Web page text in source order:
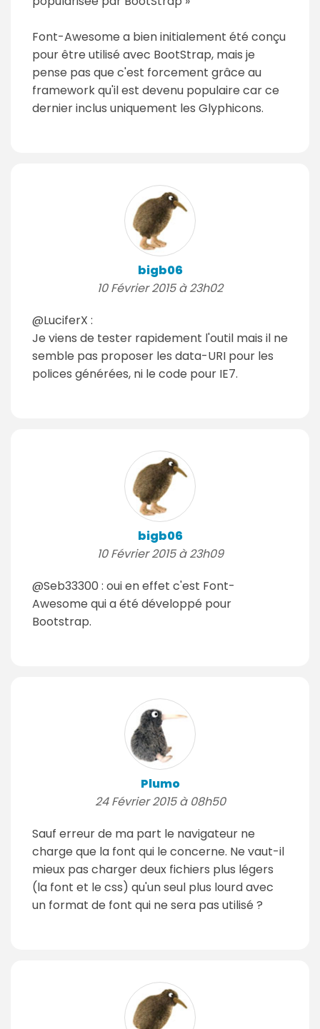
Font-Awesome a bien initialement été conçu
pour être utilisé avec BootStrap, mais je
pense pas que c'est forcement grâce au
framework qu'il est devenu populaire car ce
dernier inclus uniquement les Glyphicons.
bigb06
10 Février 2015 à 23h02
@LuciferX :
Je viens de tester rapidement l'outil mais il ne
semble pas proposer les data-URI pour les
polices générées, ni le code pour IE7.
bigb06
10 Février 2015 à 23h09
@Seb33300 : oui en effet c'est Font-
Awesome qui a été développé pour
Bootstrap.
Plumo
24 Février 2015 à 08h50
Sauf erreur de ma part le navigateur ne
charge que la font qui le concerne. Ne vaut-il
mieux pas charger deux fichiers plus légers
(la font et le css) qu'un seul plus lourd avec
un format de font qui ne sera pas utilisé ?